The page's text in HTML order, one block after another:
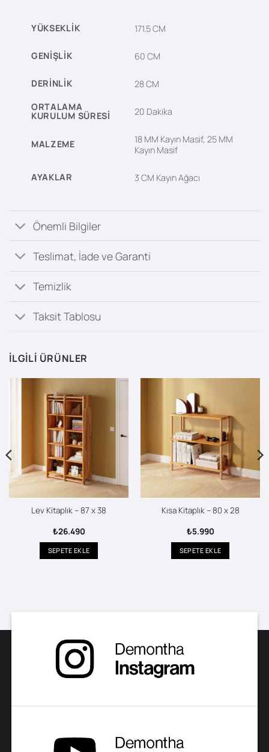
YÜKSEKLIK 171.5 CM
GENIŞLIK 60 CM
DERINLIK 28 CM
ORTALAMA
KURULUM SÜRESI 20 Dakika
MALZEME
18 MM Kayın Masif, 25 MM
Kayın Masif
AYAKLAR 3 CM Kayın Ağacı
Önemli Bilgiler
Teslimat, İade ve Garanti
Temizlik
Taksit Tablosu
İLGILI ÜRÜNLER
Lev Kitaplık – 87 x 38
₺26.490
SEPETE EKLE
Kısa Kitaplık – 80 x 28
₺5.990
SEPETE EKLE